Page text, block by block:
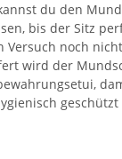
du den
bis der Sitz
noch
wird der